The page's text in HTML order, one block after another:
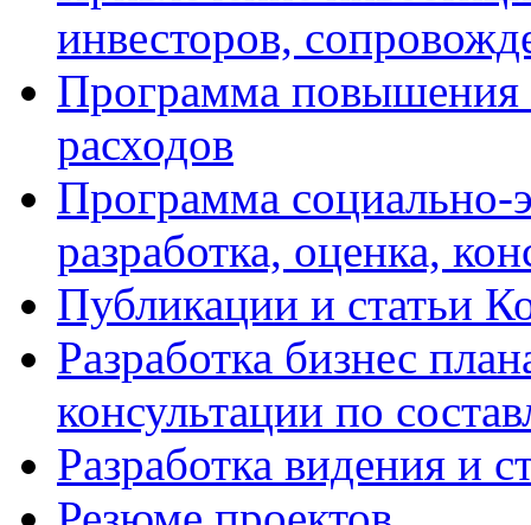
инвесторов,
Программа
расходов
Программа социально-
разработка, оценка,
Публикации и статьи
Разработка бизнес
консультации по
Разработка видения и